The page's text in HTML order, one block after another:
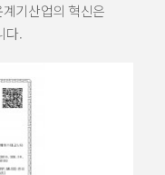
기산업의 혁신은
다.